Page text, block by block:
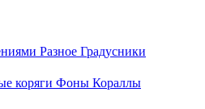
Разное Градусники
коряги Фоны Кораллы